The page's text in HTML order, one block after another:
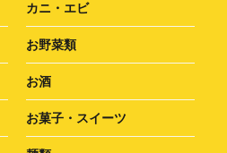
カニ・エビ
お野菜類
お酒
お菓子・スイーツ